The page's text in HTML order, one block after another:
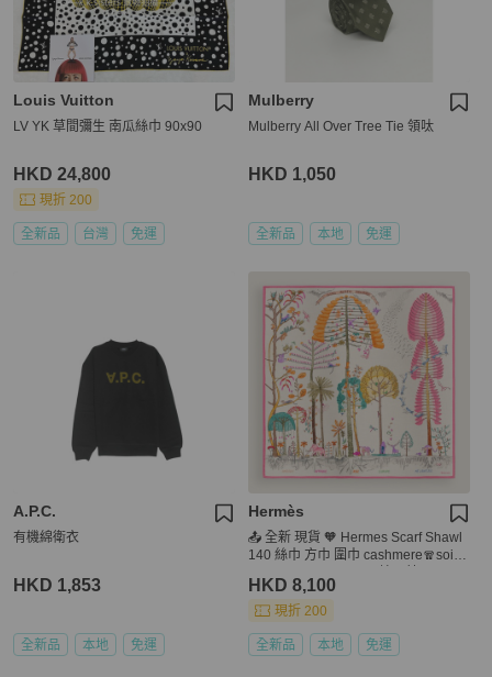
Louis Vuitton
LV YK 草間彌生 南瓜絲巾 90x90
HKD 24,800
現折 200
全新品 台灣 免運
Mulberry
Mulberry All Over Tree Tie 領呔
HKD 1,050
全新品 本地 免運
A.P.C.
有機綿衛衣
HKD 1,853
全新品 本地 免運
Hermès
📤 全新 現貨 🧡 Hermes Scarf Shawl
140 絲巾 方巾 圍巾 cashmere🧣soie
HKD 8,100
現折 200
全新品 本地 免運